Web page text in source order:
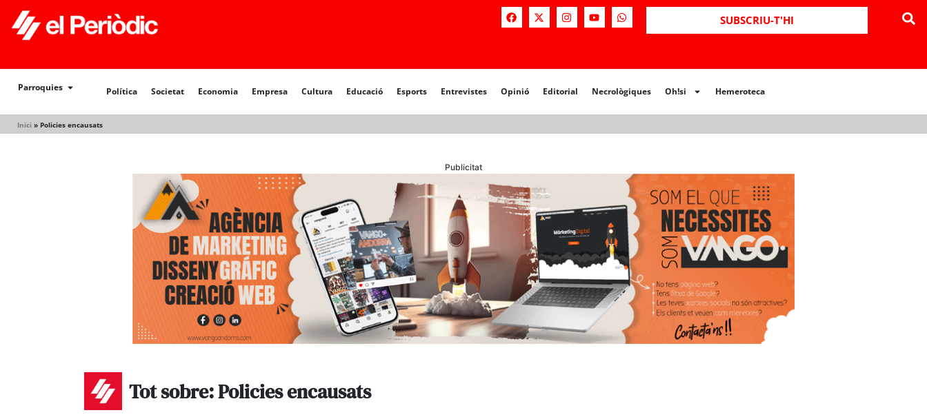
SUBSCRIU-T'HI
Parroquies Política Societat Economia Empresa Cultura Educació Esports Entrevistes Opinió Editorial Necrològiques Oh!si Hemeroteca
Inici » Policies encausats
Política Societat Opinió Editorial Necrològiques Hemeroteca
Publicitat
Tot sobre: Policies encausats